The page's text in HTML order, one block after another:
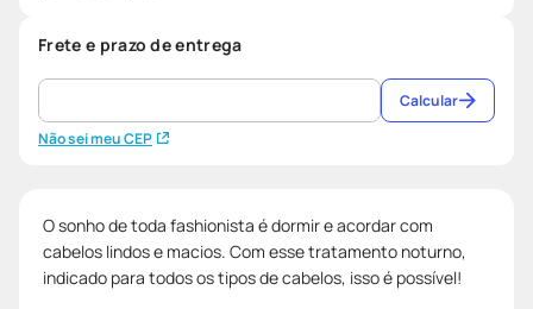
Frete e prazo de entrega
Não sei meu CEP
Calcular
O sonho de toda fashionista é dormir e acordar com
cabelos lindos e macios. Com esse tratamento noturno,
indicado para todos os tipos de cabelos, isso é possível!